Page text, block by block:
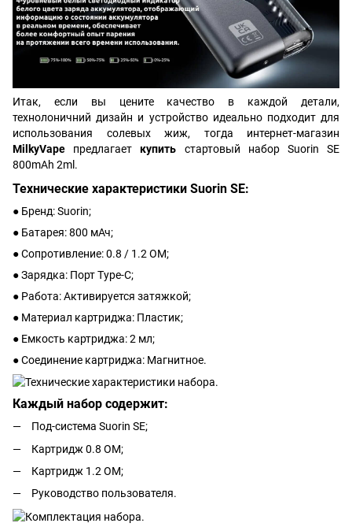
Итак, если вы цените качество в каждой детали,
технолоничний дизайн и устройство идеально подходит для
использования солевых жиж, тогда интернет-магазин
MilkyVape предлагаеткупить стартовый набор Suorin SE
800mAh 2ml.
Технические характеристики Suorin SE:
● Бренд: Suorin;
● Батарея: 800 мАч;
● Сопротивление: 0.8 / 1.2 ОМ;
● Зарядка: Порт Type-C;
● Работа: Активируется затяжкой;
● Материал картриджа: Пластик;
● Емкость картриджа: 2 мл;
● Соединение картриджа: Магнитное.
Каждый набор содержит:
Под-система Suorin SE;
Картридж 0.8 ОМ;
Картридж 1.2 ОМ;
Руководство пользователя.